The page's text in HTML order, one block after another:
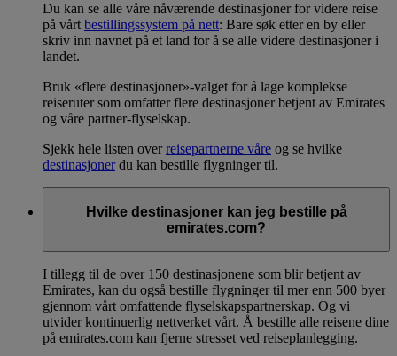
Du kan se alle våre nåværende destinasjoner for videre reise
på vårt bestillingssystem på nett: Bare søk etter en by eller
skriv inn navnet på et land for å se alle videre destinasjoner i
landet.
Bruk «flere destinasjoner»-valget for å lage komplekse
reiseruter som omfatter flere destinasjoner betjent av Emirates
og våre partner-flyselskap.
Sjekk hele listen overreisepartnerne våre og se hvilke
destinasjonerdu kan bestille flygninger til.
Hvilke destinasjoner kan jeg bestille på
emirates.com?
I tillegg til de over 150 destinasjonene som blir betjent av
Emirates, kan du også bestille flygninger til mer enn 500 byer
gjennom vårt omfattende flyselskapspartnerskap. Og vi
utvider kontinuerlig nettverket vårt. Å bestille alle reisene dine
på emirates.com kan fjerne stresset ved reiseplanlegging.